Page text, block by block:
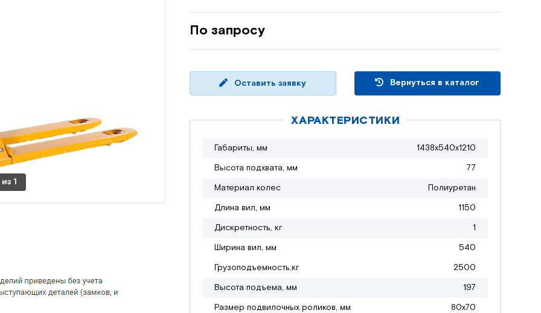
1
По запросу
Оставить заявку Вернуться в каталог
ХАРАКТЕРИСТИКИ
Габариты, мм
1438х540х1210
Высота подхвата, мм
77
Материал колес
Полиуретан
Длина вил, мм
1150
Дискретность, кг
1
Ширина вил, мм
540
Грузоподъемность,кг
2500
Высота подъема, мм
197
Размер подвилочных роликов, мм
80х70